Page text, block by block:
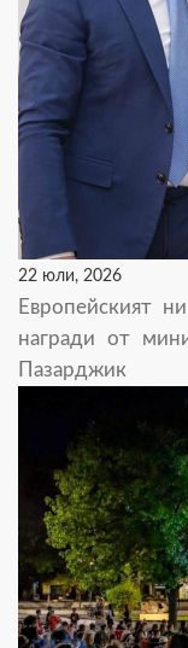
22 юли, 2026
Европейският
награди от
Пазарджик